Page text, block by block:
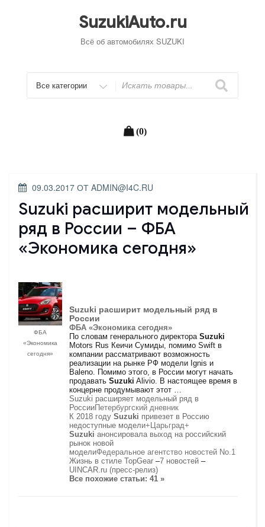
SuzukiAuto.ru
Всё об автомобилях SUZUKI
Искать
(0)
ОПУБЛИКОВАНО
09.03.2017 ОТ ADMIN@I4C.RU
Suzuki расширит модельный
ряд в России – ФБА
«Экономика сегодня»
ФБА
«Экономика
сегодня»
Suzuki расширит модельный ряд в
России
ФБА «Экономика сегодня»
По словам генерального директораSuzuki
Motors Rus Кеичи Сумиды, помимо Swift в
компании рассматривают возможность
реализации на рынке РФ модели Ignis и
Baleno. Помимо этого, в России могут начать
продаватьSuzuki Alivio. В настоящее время в
концерне продумывают этот …
Suzuki расширяет модельный ряд в
РоссииПетербургский дневник
К 2018 годуSuzuki привезет в Россию
недоступные модели+Царьград+
Suzuki анонсировала выход на российский
рынок новой
моделиФедеральное агентство новостей No.1
Жизнь в стиле TopGear –7 новостей –
UINCAR.ru (пресс-релиз)
Все похожие статьи: 41 »